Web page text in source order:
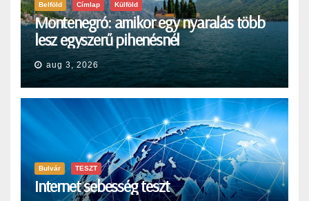
Belföld Címlap Külföld
Montenegró: amikor egy nyaralás több
lesz egyszerű pihenésnél
aug 3, 2026
Bulvár TESZT
Internet sebesség teszt